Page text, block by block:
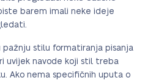
barem imali neke ideje
stilu formatiranja pisanja
uvijek navode koji stil treba
Ako nema specifičnih uputa o